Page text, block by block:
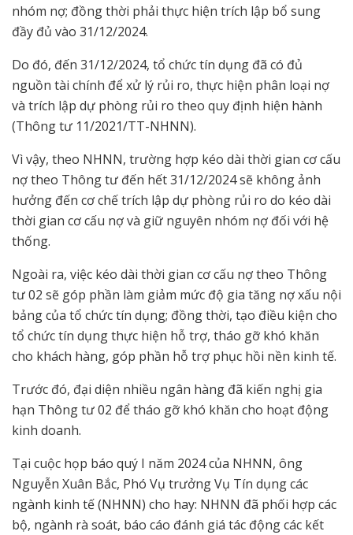
nhóm nợ; đồng thời phải thực hiện trích lập bổ sung
đầy đủ vào 31/12/2024.
Do đó, đến 31/12/2024, tổ chức tín dụng đã có đủ
nguồn tài chính để xử lý rủi ro, thực hiện phân loại nợ
và trích lập dự phòng rủi ro theo quy định hiện hành
(Thông tư 11/2021/TT-NHNN).
Vì vậy, theo NHNN, trường hợp kéo dài thời gian cơ cấu
nợ theo Thông tư đến hết 31/12/2024 sẽ không ảnh
hưởng đến cơ chế trích lập dự phòng rủi ro do kéo dài
thời gian cơ cấu nợ và giữ nguyên nhóm nợ đối với hệ
thống.
Ngoài ra, việc kéo dài thời gian cơ cấu nợ theo Thông
tư 02 sẽ góp phần làm giảm mức độ gia tăng nợ xấu nội
bảng của tổ chức tín dụng; đồng thời, tạo điều kiện cho
tổ chức tín dụng thực hiện hỗ trợ, tháo gỡ khó khăn
cho khách hàng, góp phần hỗ trợ phục hồi nền kinh tế.
Trước đó, đại diện nhiều ngân hàng đã kiến nghị gia
hạn Thông tư 02 để tháo gỡ khó khăn cho hoạt động
kinh doanh.
Tại cuộc họp báo quý I năm 2024 của NHNN, ông
Nguyễn Xuân Bắc, Phó Vụ trưởng Vụ Tín dụng các
ngành kinh tế (NHNN) cho hay: NHNN đã phối hợp các
bộ, ngành rà soát, báo cáo đánh giá tác động các kết